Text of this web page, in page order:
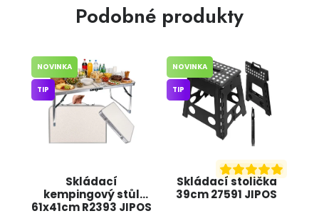
Podobné produkty
Skládací
kempingový stůl
61x41cm R2393 JIPOS
NOVINKA
TIP
Skládací stolička
39cm 27591 JIPOS
NOVINKA
TIP